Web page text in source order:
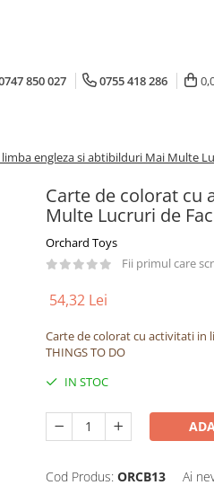
850 027 0755 418 286
engleza si abtibilduri Mai Multe
Carte de colorat cu
Multe Lucruri de
Orchard Toys
Fii primul care
54,32 Lei
Carte de colorat cu activitati in
THINGS TO DO
IN STOC
Cod Produs: ORCB13 Ai